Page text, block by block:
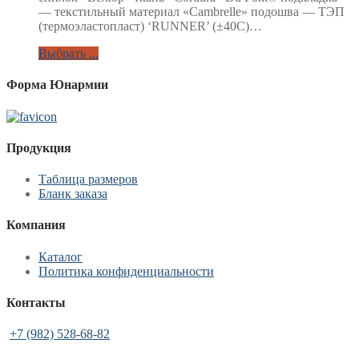
— текстильный материал «Cambrelle» подошва — ТЭП
(термоэластопласт) ‘RUNNER’ (±40C)…
Выбрать ...
Форма Юнармии
Продукция
Таблица размеров
Бланк заказа
Компания
Каталог
Политика конфиденциальности
Контакты
+7 (982) 528-68-82